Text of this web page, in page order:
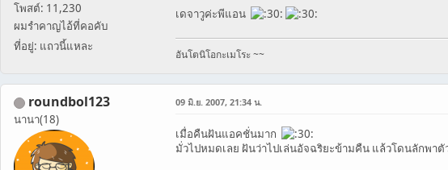
โพสต์: 11,230
ผมรำคาญไอ้ที่คอคับ
ที่อยู่: แถวนี้แหละ
เดจาวูค่ะพีแอน
อันโตนิโอกะเมโระ ~~
roundbol123
นานา(18)
09 มิ.ย. 2007, 21:34 น.
เมื่อคืนฝันแอคชั่นมาก
มั่วไปหมดเลย ฝันว่าไปเล่นอัจฉริยะข้ามคืน แล้วโดนลักพาตั